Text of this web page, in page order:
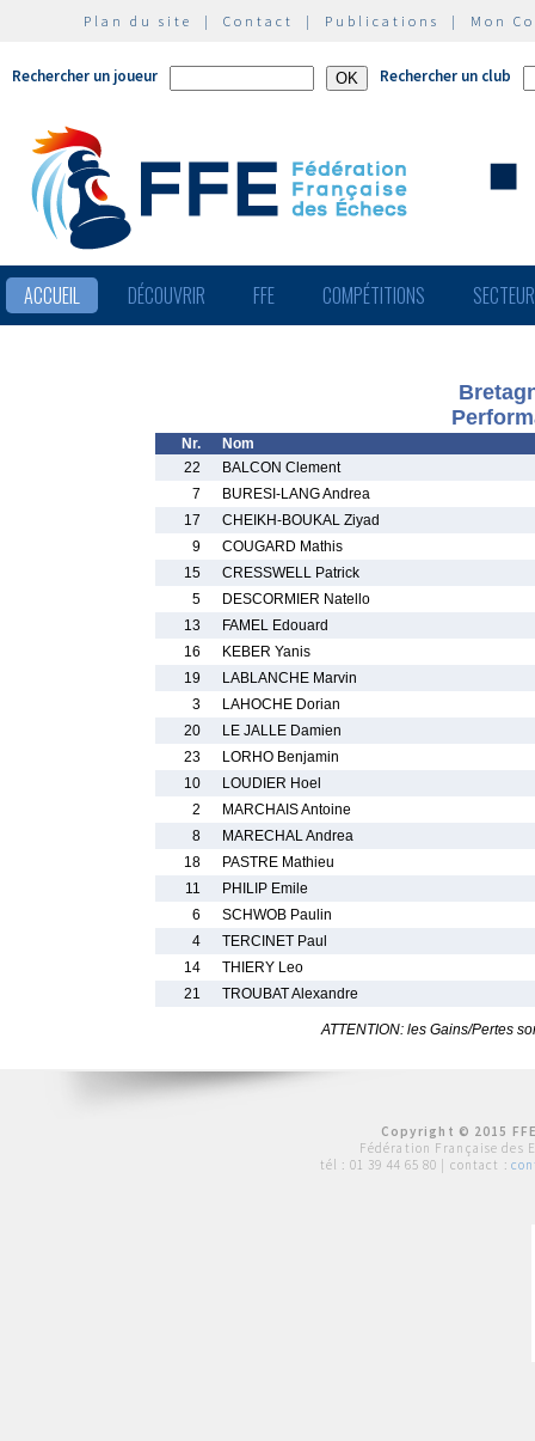
Plan du site | Contact | Publications | Mon
Rechercher un joueur Rechercher un club
ACCUEIL DÉCOUVRIR FFE COMPÉTITIONS
Nr.
Nom
22
BALCON Clement
7
BURESI-LANG Andrea
17
CHEIKH-BOUKAL Ziyad
9
COUGARD Mathis
15
CRESSWELL Patrick
5
DESCORMIER Natello
13
FAMEL Edouard
16
KEBER Yanis
19
LABLANCHE Marvin
3
LAHOCHE Dorian
20
LE JALLE Damien
23
LORHO Benjamin
10
LOUDIER Hoel
2
MARCHAIS Antoine
8
MARECHAL Andrea
18
PASTRE Mathieu
11
PHILIP Emile
6
SCHWOB Paulin
4
TERCINET Paul
14
THIERY Leo
21
TROUBAT Alexandre
ATTENTION: les Gains/Pertes
Copyright © 2015
Fédération Française des
tél : 01 39 44 65 80 | contact :